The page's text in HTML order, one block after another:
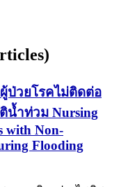
ป่วยโรคไม่ติดต่อ
น้ำท่วม Nursing
with Non-
Flooding